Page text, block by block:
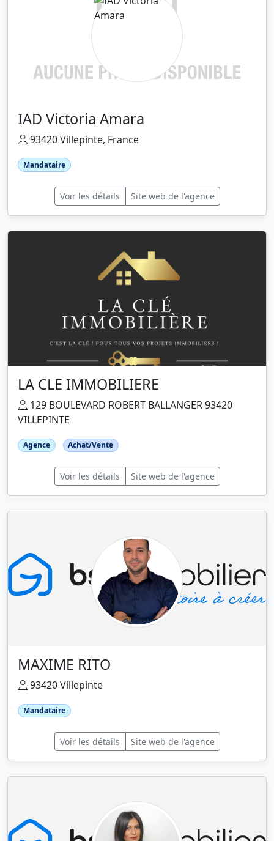
IAD Victoria Amara
93420 Villepinte, France
Mandataire
Voir les détails Site web de l'agence
LA CLE IMMOBILIERE
129 BOULEVARD ROBERT BALLANGER 93420
VILLEPINTE
Agence Achat/Vente
Voir les détails Site web de l'agence
MAXIME RITO
93420 Villepinte
Mandataire
Voir les détails Site web de l'agence